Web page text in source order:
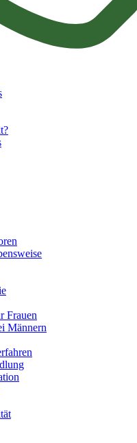
Frauen
Männern